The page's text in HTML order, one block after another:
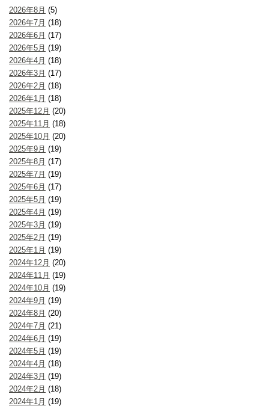
2026年8月 (5)
2026年7月 (18)
2026年6月 (17)
2026年5月 (19)
2026年4月 (18)
2026年3月 (17)
2026年2月 (18)
2026年1月 (18)
2025年12月 (20)
2025年11月 (18)
2025年10月 (20)
2025年9月 (19)
2025年8月 (17)
2025年7月 (19)
2025年6月 (17)
2025年5月 (19)
2025年4月 (19)
2025年3月 (19)
2025年2月 (19)
2025年1月 (19)
2024年12月 (20)
2024年11月 (19)
2024年10月 (19)
2024年9月 (19)
2024年8月 (20)
2024年7月 (21)
2024年6月 (19)
2024年5月 (19)
2024年4月 (18)
2024年3月 (19)
2024年2月 (18)
2024年1月 (19)